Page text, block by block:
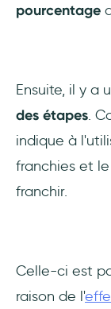
pourcentage
Ensuite, il y a
des étapes.
indique à
franchies et
franchir.
Celle-ci est
raison de l'